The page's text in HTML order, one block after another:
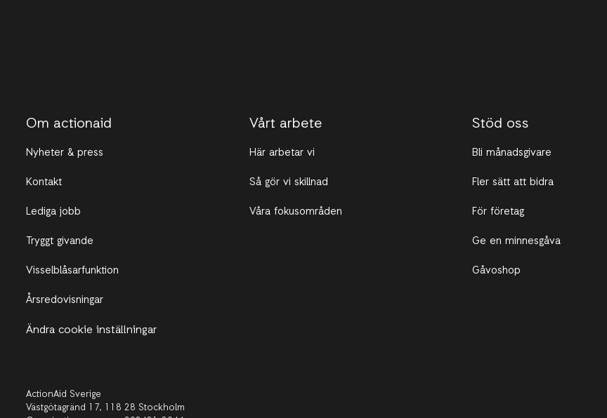
Om actionaid
Nyheter & press
Kontakt
Lediga jobb
Tryggt givande
Visselblåsarfunktion
Årsredovisningar
Ändra cookie inställningar
Vårt arbete
Här arbetar vi
Så gör vi skillnad
Våra fokusområden
Stöd oss
Bli månadsgivare
Fler sätt att bidra
För företag
Ge en minnesgåva
Gåvoshop
ActionAid Sverige
Västgötagränd 17, 118 28 Stockholm